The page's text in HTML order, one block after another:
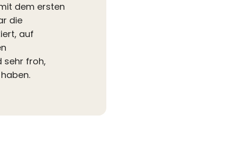
dem ersten
die
auf
sehr froh,